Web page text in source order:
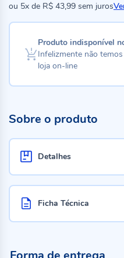
ou 5x de R$ 43,99 sem juros
Produto indisponível
Infelizmente não
loja on-line
Sobre o produto
Detalhes
Ficha Técnica